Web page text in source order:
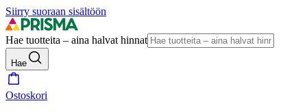
Siirry suoraan sisältöön
Hae tuotteita – aina halvat hinnat
Hae
Ostoskori